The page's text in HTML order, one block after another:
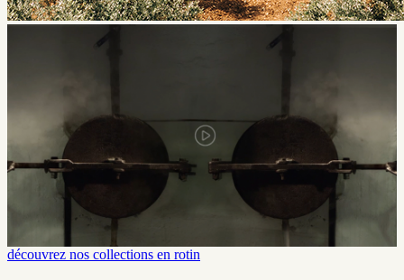
découvrez nos collections en rotin